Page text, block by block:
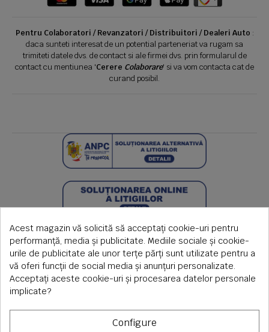
Pentru Colaboratori / Revanzatori / Distribuitori / Dealeri Auto :
daca sunteti interesat de un potential parteneriat va rugam sa
trimiteti datele dvs. de contact si ale firmei dvs. prin formularul de
contact cu mentiunea 'Cerere Colaborare' si va vom contacta cat de
curand posibil.
Acest magazin vă solicită să acceptați cookie-uri pentru
performanță, media și publicitate. Mediile sociale și cookie-
urile de publicitate ale unor terțe părți sunt utilizate pentru a
vă oferi funcții de social media și anunțuri personalizate.
Acceptați aceste cookie-uri și procesarea datelor personale
implicate?
Configure